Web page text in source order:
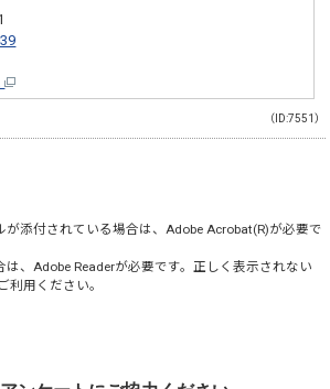
（ID:7551）
が添付されている場合は、Adobe Acrobat(R)が必要で
は、Adobe Readerが必要です。正しく表示されない
利用ください。